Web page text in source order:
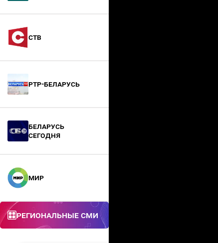
СТВ
РТР-Беларусь
БЕЛАРУСЬ
СЕГОДНЯ
МИР
Региональные СМИ